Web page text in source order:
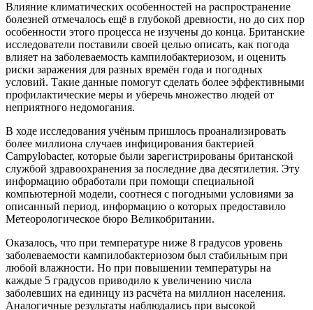
Влияние климатических особенностей на распространение
болезней отмечалось ещё в глубокой древности, но до сих пор
особенности этого процесса не изучены до конца. Британские
исследователи поставили своей целью описать, как погода
влияет на заболеваемость кампилобактериозом, и оценить
риски заражения для разных времён года и погодных
условий. Такие данные помогут сделать более эффективными
профилактические меры и уберечь множество людей от
неприятного недомогания.
В ходе исследования учёным пришлось проанализировать
более миллиона случаев инфицирования бактерией
Campylobacter, которые были зарегистрированы британской
службой здравоохранения за последние два десятилетия. Эту
информацию обработали при помощи специальной
компьютерной модели, соотнеся с погодными условиями за
описанный период, информацию о которых предоставило
Метеорологическое бюро Великобритании.
Оказалось, что при температуре ниже 8 градусов уровень
заболеваемости кампилобактериозом был стабильным при
любой влажности. Но при повышении температуры на
каждые 5 градусов приводило к увеличению числа
заболевших на единицу из расчёта на миллион населения.
Аналогичные результаты наблюдались при высокой